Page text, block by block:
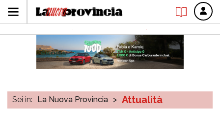
Sei in: La Nuova Provincia > Attualità